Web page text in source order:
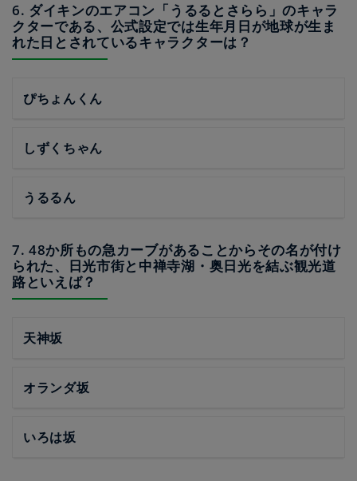
6. ダイキンのエアコン「うるるとさらら」のキャラ
クターである、公式設定では生年月日が地球が生ま
れた日とされているキャラクターは？
ぴちょんくん
しずくちゃん
うるるん
7. 48か所もの急カーブがあることからその名が付け
られた、日光市街と中禅寺湖・奥日光を結ぶ観光道
路といえば？
天神坂
オランダ坂
いろは坂